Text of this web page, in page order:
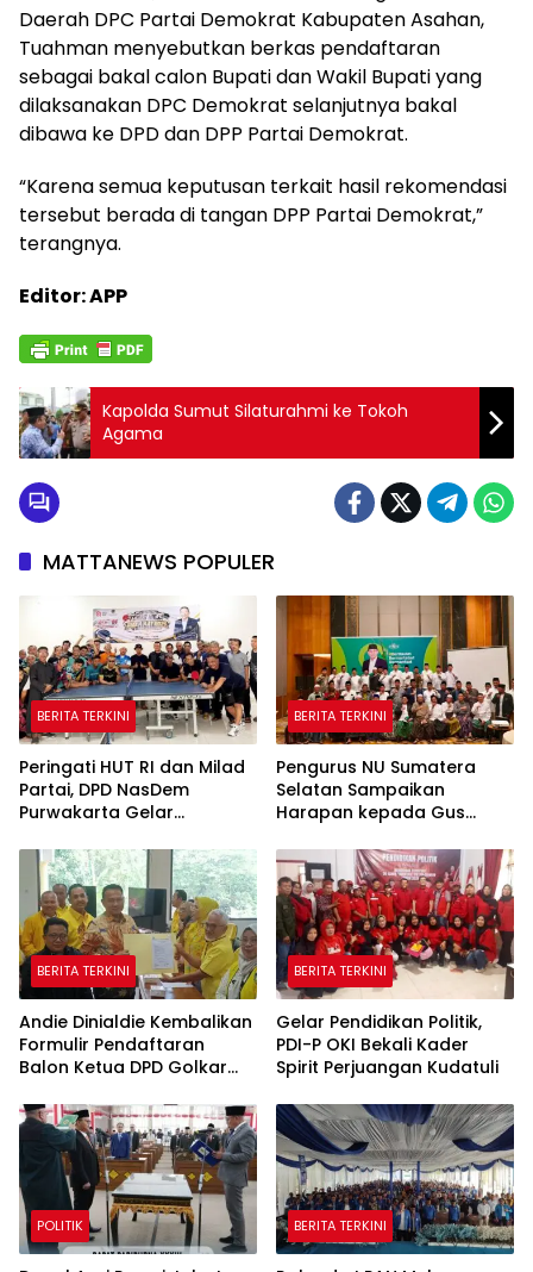
Daerah DPC Partai Demokrat Kabupaten Asahan,
Tuahman menyebutkan berkas pendaftaran
sebagai bakal calon Bupati dan Wakil Bupati yang
dilaksanakan DPC Demokrat selanjutnya bakal
dibawa ke DPD dan DPP Partai Demokrat.
“Karena semua keputusan terkait hasil rekomendasi
tersebut berada di tangan DPP Partai Demokrat,”
terangnya.
Editor: APP
Kapolda Sumut Silaturahmi ke Tokoh
Agama
MATTANEWS POPULER
BERITA TERKINI
Peringati HUT RI dan Milad
Partai, DPD NasDem
Purwakarta Gelar
hingga Baksos Gratis
BERITA TERKINI
Pengurus NU Sumatera
Selatan Sampaikan
Harapan kepada Gus
Pesantren
BERITA TERKINI
Andie Dinialdie Kembalikan
Formulir Pendaftaran
Balon Ketua DPD Golkar
BERITA TERKINI
Gelar Pendidikan Politik,
PDI-P OKI Bekali Kader
Spirit Perjuangan Kudatuli
POLITIK BERITA TERKINI